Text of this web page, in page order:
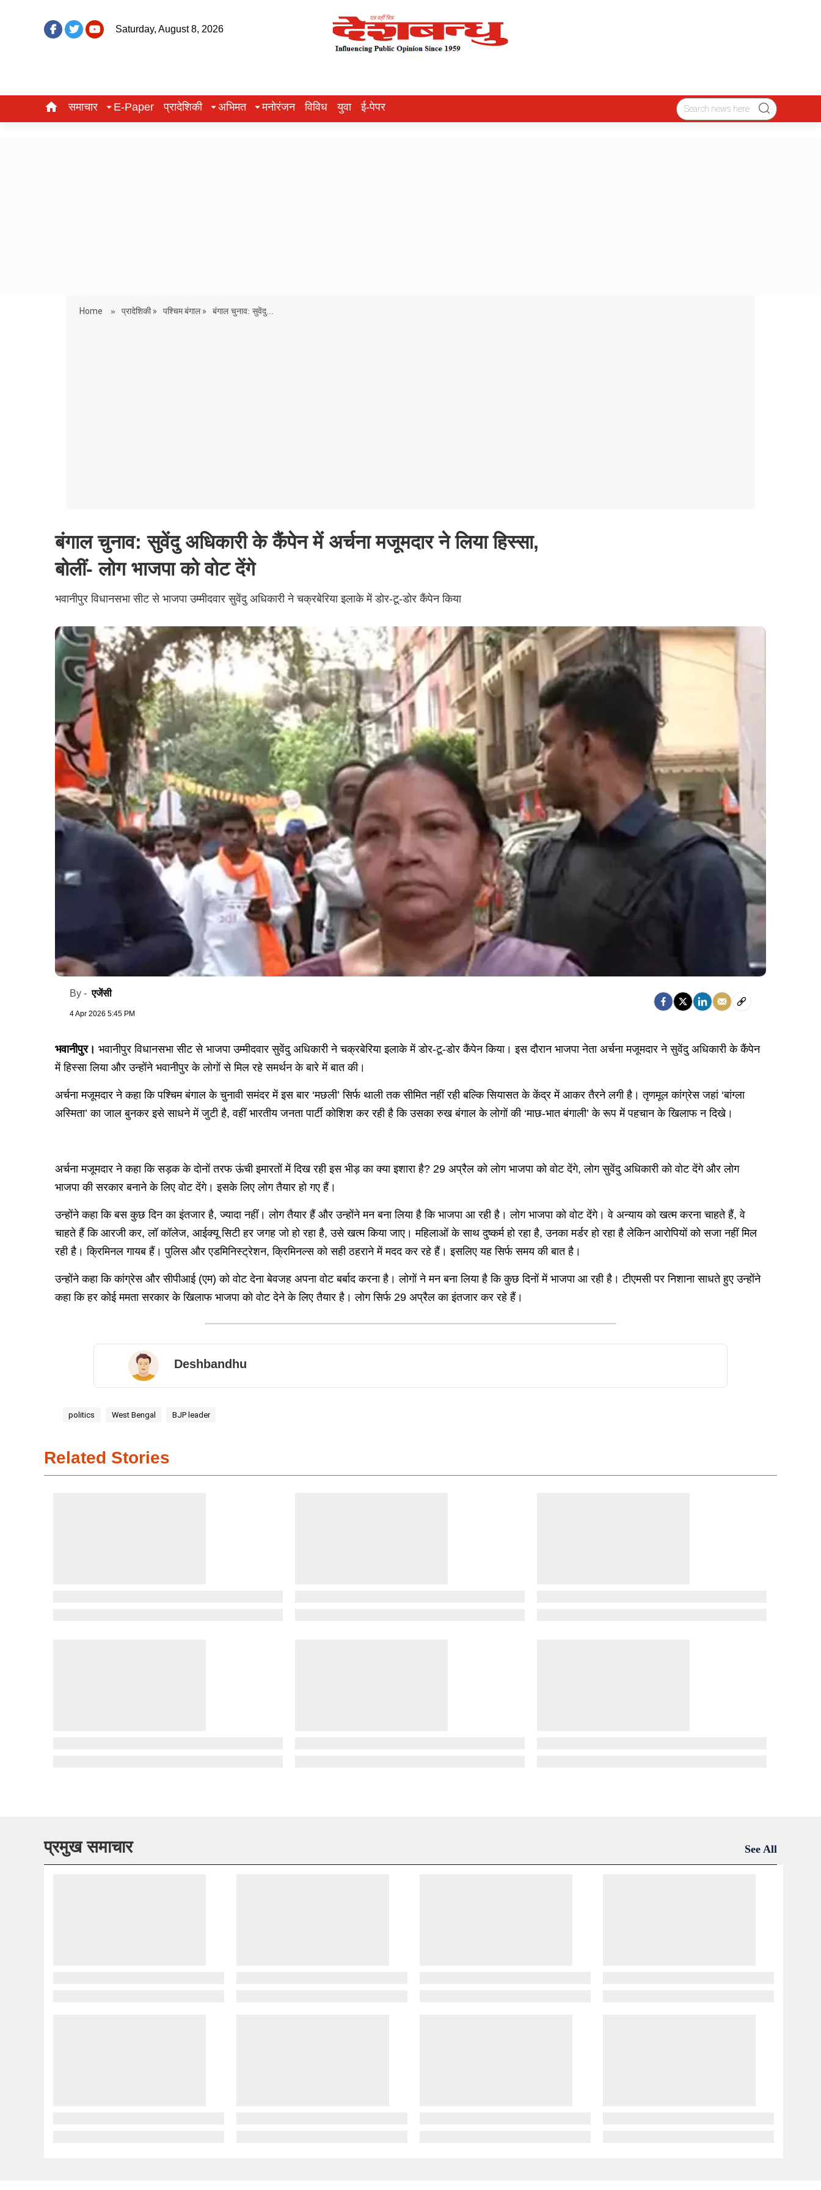
Saturday, August 8, 2026
समाचार E-Paper प्रादेशिकी अभिमत मनोरंजन विविध युवा ई-पेपर
Home » प्रादेशिकी » पश्चिम बंगाल » बंगाल चुनाव: सुवेंदु...
बंगाल चुनाव: सुवेंदु अधिकारी के कैंपेन में अर्चना मजूमदार ने लिया हिस्सा,
बोलीं- लोग भाजपा को वोट देंगे
भवानीपुर विधानसभा सीट से भाजपा उम्मीदवार सुवेंदु अधिकारी ने चक्रबेरिया इलाके में डोर-टू-डोर कैंपेन किया
By -एजेंसी
4 Apr 2026 5:45 PM
भवानीपुर। भवानीपुर विधानसभा सीट से भाजपा उम्मीदवार सुवेंदु अधिकारी ने चक्रबेरिया इलाके में डोर-टू-डोर कैंपेन किया। इस दौरान भाजपा नेता अर्चना मजूमदार ने सुवेंदु अधिकारी के कैंपेन
में हिस्सा लिया और उन्होंने भवानीपुर के लोगों से मिल रहे समर्थन के बारे में बात की।
अर्चना मजूमदार ने कहा कि पश्चिम बंगाल के चुनावी समंदर में इस बार ‘मछली’ सिर्फ थाली तक सीमित नहीं रही बल्कि सियासत के केंद्र में आकर तैरने लगी है। तृणमूल कांग्रेस जहां ‘बांग्ला
अस्मिता’ का जाल बुनकर इसे साधने में जुटी है, वहीं भारतीय जनता पार्टी कोशिश कर रही है कि उसका रुख बंगाल के लोगों की ‘माछ-भात बंगाली’ के रूप में पहचान के खिलाफ न दिखे।
अर्चना मजूमदार ने कहा कि सड़क के दोनों तरफ ऊंची इमारतों में दिख रही इस भीड़ का क्या इशारा है? 29 अप्रैल को लोग भाजपा को वोट देंगे, लोग सुवेंदु अधिकारी को वोट देंगे और लोग
भाजपा की सरकार बनाने के लिए वोट देंगे। इसके लिए लोग तैयार हो गए हैं।
उन्होंने कहा कि बस कुछ दिन का इंतजार है, ज्यादा नहीं। लोग तैयार हैं और उन्होंने मन बना लिया है कि भाजपा आ रही है। लोग भाजपा को वोट देंगे। वे अन्याय को खत्म करना चाहते हैं, वे
चाहते हैं कि आरजी कर, लॉ कॉलेज, आईक्यू सिटी हर जगह जो हो रहा है, उसे खत्म किया जाए। महिलाओं के साथ दुष्कर्म हो रहा है, उनका मर्डर हो रहा है लेकिन आरोपियों को सजा नहीं मिल
रही है। क्रिमिनल गायब हैं। पुलिस और एडमिनिस्ट्रेशन, क्रिमिनल्स को सही ठहराने में मदद कर रहे हैं। इसलिए यह सिर्फ समय की बात है।
उन्होंने कहा कि कांग्रेस और सीपीआई (एम) को वोट देना बेवजह अपना वोट बर्बाद करना है। लोगों ने मन बना लिया है कि कुछ दिनों में भाजपा आ रही है। टीएमसी पर निशाना साधते हुए उन्होंने
कहा कि हर कोई ममता सरकार के खिलाफ भाजपा को वोट देने के लिए तैयार है। लोग सिर्फ 29 अप्रैल का इंतजार कर रहे हैं।
Deshbandhu
politics West Bengal BJP leader
Related Stories
प्रमुख समाचार See All